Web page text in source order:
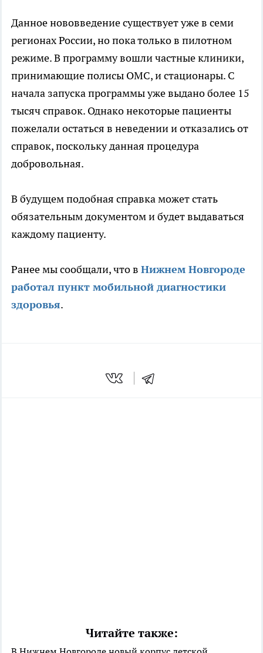
Данное нововведение существует уже в семи
регионах России, но пока только в пилотном
режиме. В программу вошли частные клиники,
принимающие полисы ОМС, и стационары. С
начала запуска программы уже выдано более 15
тысяч справок. Однако некоторые пациенты
пожелали остаться в неведении и отказались от
справок, поскольку данная процедура
добровольная.
В будущем подобная справка может стать
обязательным документом и будет выдаваться
каждому пациенту.
Ранее мы сообщали, что в Нижнем Новгороде
работал пункт мобильной диагностики
здоровья.
Читайте также: